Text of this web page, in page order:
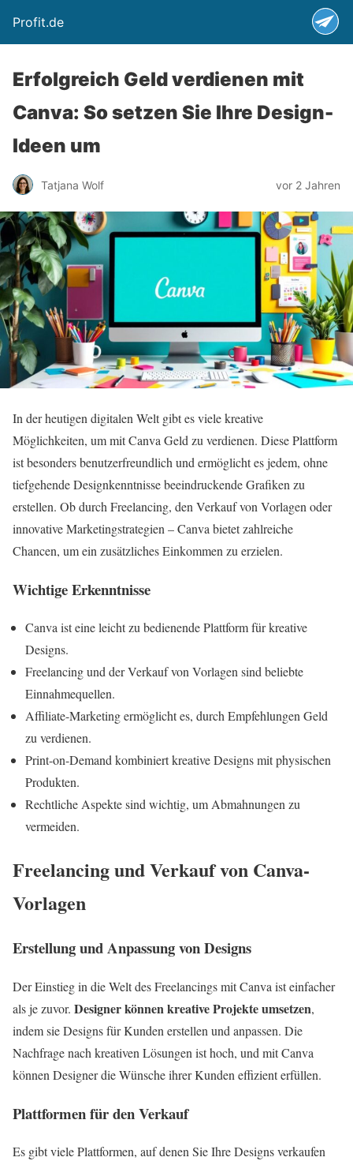
Profit.de
Erfolgreich Geld verdienen mit
Canva: So setzen Sie Ihre Design-
Ideen um
Tatjana Wolf vor 2 Jahren
In der heutigen digitalen Welt gibt es viele kreative
Möglichkeiten, um mit Canva Geld zu verdienen. Diese Plattform
ist besonders benutzerfreundlich und ermöglicht es jedem, ohne
tiefgehende Designkenntnisse beeindruckende Grafiken zu
erstellen. Ob durch Freelancing, den Verkauf von Vorlagen oder
innovative Marketingstrategien – Canva bietet zahlreiche
Chancen, um ein zusätzliches Einkommen zu erzielen.
Wichtige Erkenntnisse
Canva ist eine leicht zu bedienende Plattform für kreative
Designs.
Freelancing und der Verkauf von Vorlagen sind beliebte
Einnahmequellen.
Affiliate-Marketing ermöglicht es, durch Empfehlungen Geld
zu verdienen.
Print-on-Demand kombiniert kreative Designs mit physischen
Produkten.
Rechtliche Aspekte sind wichtig, um Abmahnungen zu
vermeiden.
Freelancing und Verkauf von Canva-
Vorlagen
Erstellung und Anpassung von Designs
Der Einstieg in die Welt des Freelancings mit Canva ist einfacher
als je zuvor. Designer können kreative Projekte umsetzen,
indem sie Designs für Kunden erstellen und anpassen. Die
Nachfrage nach kreativen Lösungen ist hoch, und mit Canva
können Designer die Wünsche ihrer Kunden effizient erfüllen.
Plattformen für den Verkauf
Es gibt viele Plattformen, auf denen Sie Ihre Designs verkaufen